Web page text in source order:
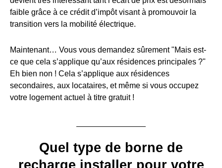
faible grâce à ce crédit d’impôt visant à promouvoir la
transition vers la mobilité électrique.
Maintenant… Vous vous demandez sûrement "Mais est-
ce que cela s’applique qu’aux résidences principales ?"
Eh bien non ! Cela s’applique aux résidences
secondaires, aux locataires, et même si vous occupez
votre logement actuel à titre gratuit !
Quel type de borne de
recharge installer pour votre